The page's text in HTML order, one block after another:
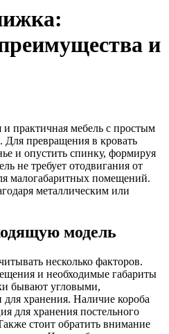
и
практичная мебель с простым
превращения в кровать
и опустить спинку, формируя
не требует отодвигания от
малогабаритных помещений.
металлическим или
модель
несколько факторов.
и необходимые габариты
бывают угловыми,
хранения. Наличие короба
для хранения постельного
стоит обратить внимание